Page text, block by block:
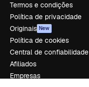
Termos e condições
Política de privacidade
Originais New
Política de cookies
Central de confiabilidade
Afiliados
Empresas